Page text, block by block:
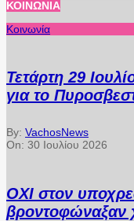
ΚΟΙΝΩΝΊΑ
Κοινωνία
Τετάρτη 29
για το
By: VachosNews
On: 30 Ιουλίου 2026
ΟΧΙ στον
βροντοφώναξαν